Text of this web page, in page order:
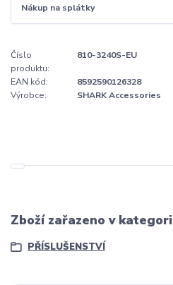
Nákup na splátky
Číslo
produktu:
810-3240S-EU
EAN kód:
8592590126328
Výrobce:
SHARK Accessories
Zboží zařazeno v
PŘÍSLUŠENSTVÍ